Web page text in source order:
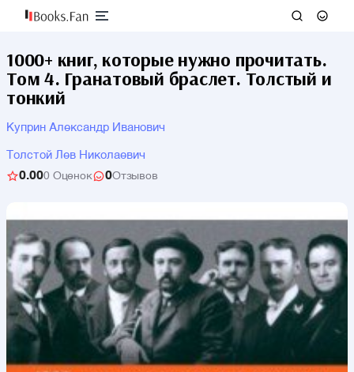
1000+ книг, которые нужно прочитать.
Том 4. Гранатовый браслет. Толстый и
тонкий
Куприн Александр Иванович
Толстой Лев Николаевич
0.000 Оценок 0Отзывов